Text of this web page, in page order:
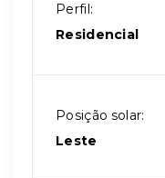
Perfil:
Residencial
Posição solar:
Leste